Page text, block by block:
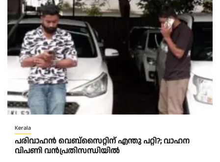
Kerala
പരിവാഹൻ വെബ്സൈറ്റിന് എന്തു പറ്റി?; വാഹന
വിപണി വന്‍പ്രതിസന്ധിയിൽ